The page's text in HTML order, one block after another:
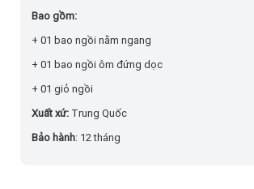
Bao gồm:
+ 01 bao ngồi nằm ngang
+ 01 bao ngồi ôm đứng dọc
+ 01 giỏ ngồi
Xuất xứ: Trung Quốc
Bảo hành: 12 tháng